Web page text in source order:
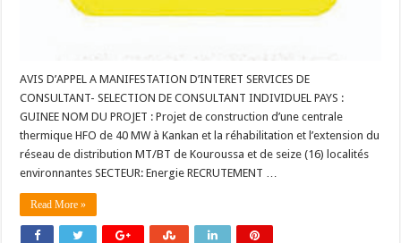
AVIS D’APPEL A MANIFESTATION D’INTERET SERVICES DE
CONSULTANT- SELECTION DE CONSULTANT INDIVIDUEL PAYS :
GUINEE NOM DU PROJET : Projet de construction d’une centrale
thermique HFO de 40 MW à Kankan et la réhabilitation et l’extension du
réseau de distribution MT/BT de Kouroussa et de seize (16) localités
environnantes SECTEUR: Energie RECRUTEMENT …
Read More »